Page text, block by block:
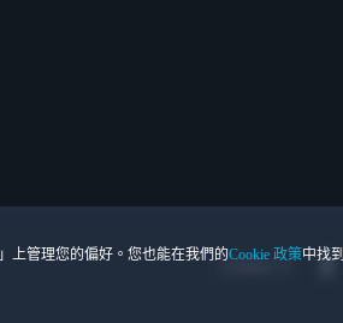
上管理您的偏好。您也能在我們的Cookie 政策中找到
Location